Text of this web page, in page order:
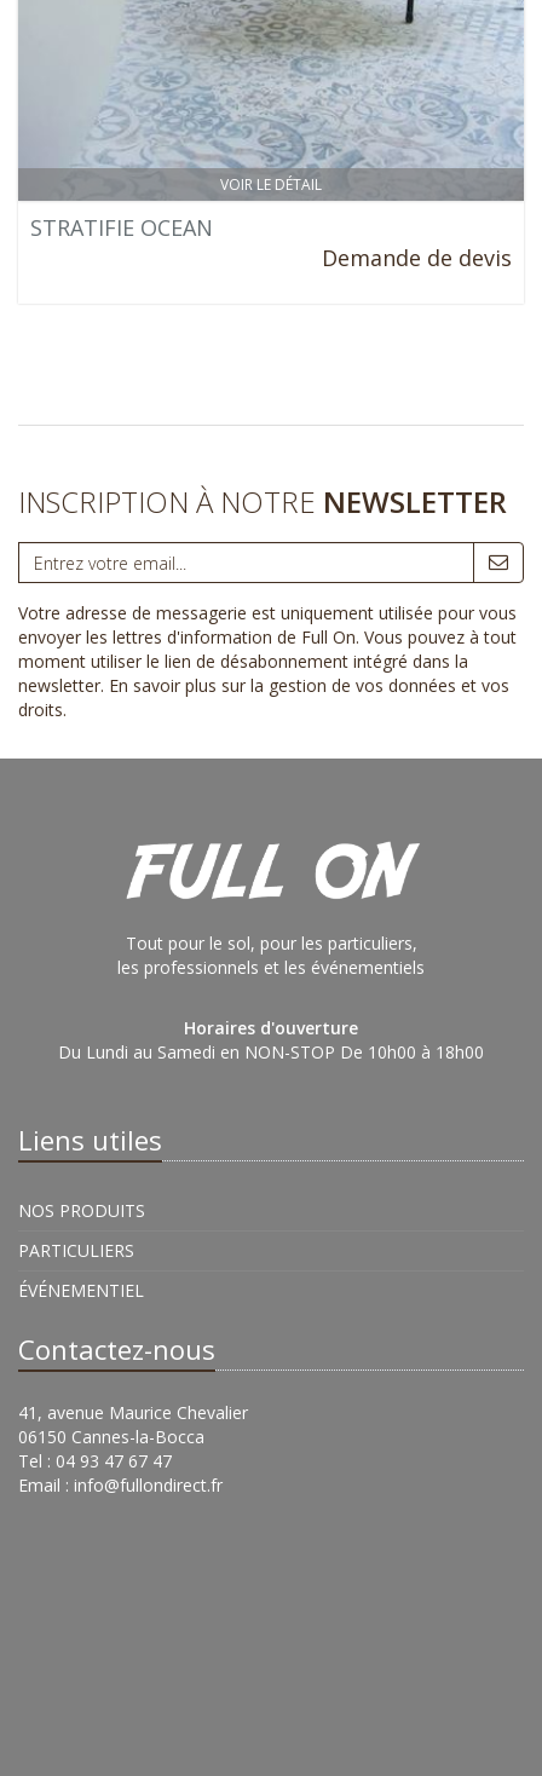
VOIR LE DÉTAIL
STRATIFIE OCEAN
Demande de devis
INSCRIPTION À NOTRE NEWSLETTER
Votre adresse de messagerie est uniquement utilisée pour vous
envoyer les lettres d'information de Full On. Vous pouvez à tout
moment utiliser le lien de désabonnement intégré dans la
newsletter. En savoir plus sur la gestion de vos données et vos
droits.
Tout pour le sol, pour les particuliers,
les professionnels et les événementiels
Horaires d'ouverture
Du Lundi au Samedi en NON-STOP De 10h00 à 18h00
Liens utiles
NOS PRODUITS
PARTICULIERS
ÉVÉNEMENTIEL
Contactez-nous
41, avenue Maurice Chevalier
06150 Cannes-la-Bocca
Tel : 04 93 47 67 47
Email : info@fullondirect.fr